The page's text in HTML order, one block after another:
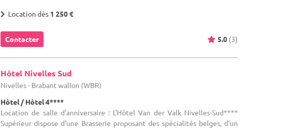
Location dès 1 250 €
Contacter 5.0 (3)
Hôtel Nivelles Sud
Nivelles - Brabant wallon (WBR)
Hôtel / Hôtel 4****
Location de salle d'anniversaire : L'Hôtel Van der Valk Nivelles-Sud****
Supérieur dispose d'une Brasserie proposant des spécialités belges, d'un